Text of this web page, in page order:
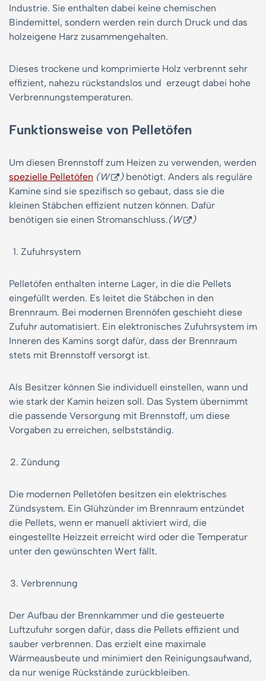
Industrie. Sie enthalten dabei keine chemischen
Bindemittel, sondern werden rein durch Druck und das
holzeigene Harz zusammengehalten.
Dieses trockene und komprimierte Holz verbrennt sehr
effizient, nahezu rückstandslos und erzeugt dabei hohe
Verbrennungstemperaturen.
Funktionsweise von Pelletöfen
Um diesen Brennstoff zum Heizen zu verwenden, werden
spezielle Pelletöfen (W )benötigt. Anders als reguläre
Kamine sind sie spezifisch so gebaut, dass sie die
kleinen Stäbchen effizient nutzen können. Dafür
benötigen sie einen Stromanschluss.(W )
Zufuhrsystem
Pelletöfen enthalten interne Lager, in die die Pellets
eingefüllt werden. Es leitet die Stäbchen in den
Brennraum. Bei modernen Brennöfen geschieht diese
Zufuhr automatisiert. Ein elektronisches Zufuhrsystem im
Inneren des Kamins sorgt dafür, dass der Brennraum
stets mit Brennstoff versorgt ist.
Als Besitzer können Sie individuell einstellen, wann und
wie stark der Kamin heizen soll. Das System übernimmt
die passende Versorgung mit Brennstoff, um diese
Vorgaben zu erreichen, selbstständig.
Zündung
Die modernen Pelletöfen besitzen ein elektrisches
Zündsystem. Ein Glühzünder im Brennraum entzündet
die Pellets, wenn er manuell aktiviert wird, die
eingestellte Heizzeit erreicht wird oder die Temperatur
unter den gewünschten Wert fällt.
Verbrennung
Der Aufbau der Brennkammer und die gesteuerte
Luftzufuhr sorgen dafür, dass die Pellets effizient und
sauber verbrennen. Das erzielt eine maximale
Wärmeausbeute und minimiert den Reinigungsaufwand,
da nur wenige Rückstände zurückbleiben.